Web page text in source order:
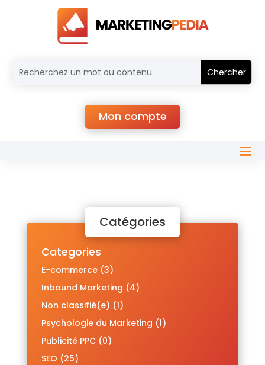
Mon compte
Catégories
Categories
E-commerce(3)
Inbound Marketing (4)
Non classifié(e) (1)
Psychologie du Marketing (1)
Publicité PPC(0)
SEO (25)